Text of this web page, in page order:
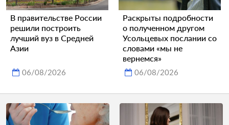
В правительстве России
решили построить
лучший вуз в Средней
Азии
06/08/2026
Раскрыты подробности
о полученном другом
Усольцевых послании со
словами «мы не
вернемся»
06/08/2026